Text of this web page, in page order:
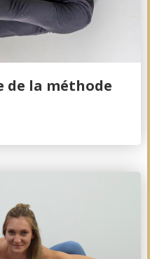
de la méthode